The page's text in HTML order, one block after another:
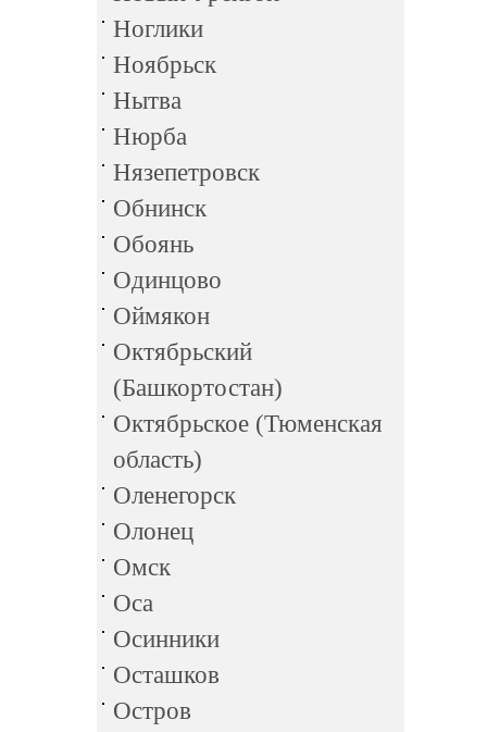
Ноглики
Ноябрьск
Нытва
Нюрба
Нязепетровск
Обнинск
Обоянь
Одинцово
Оймякон
Октябрьский
(Башкортостан)
Октябрьское (Тюменская
область)
Оленегорск
Олонец
Омск
Оса
Осинники
Осташков
Остров